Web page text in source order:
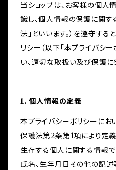
当ショップは、お客様の個
識し、個人情報の保護に関す
法」といいます。）を遵守す
リシー（以下「本プライバシー
い、適切な取扱い及び保護に
1. 個人情報の定義
本プライバシーポリシーにお
保護法第2条第1項により定義
生存する個人に関する情報
氏名、生年月日その他の記